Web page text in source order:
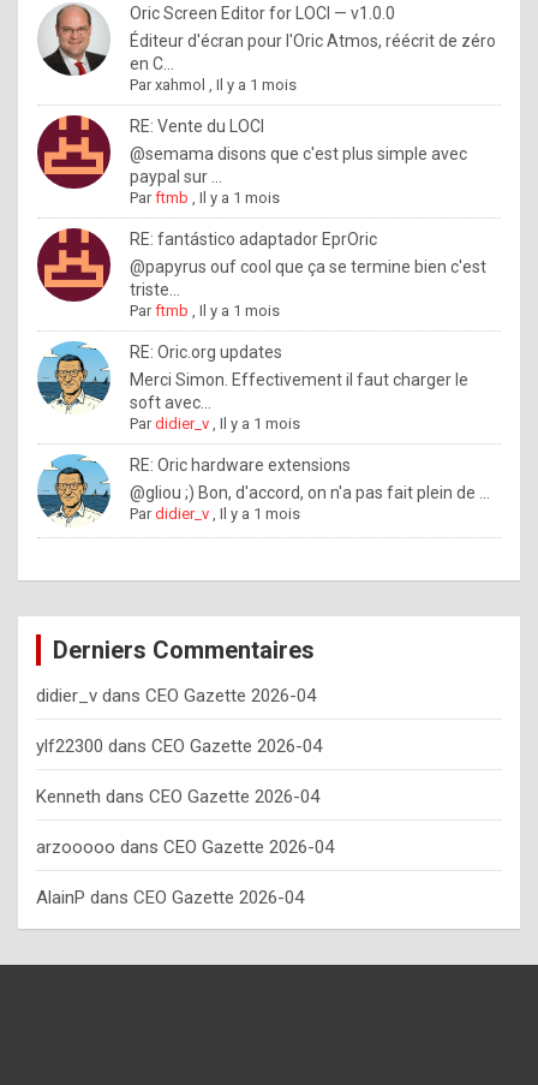
I
f
y
u
w
a
n
t
o
n
o
w
h
o
w
o
t
e
n
y
o
u
s
h
Oric Screen Editor for LOCI — v1.0.0
Éditeur d'écran pour l'Oric Atmos, réécrit de zéro
en C...
Parxahmol ,Il y a 1 mois
RE: Vente du LOCI
@semama disons que c'est plus simple avec
paypal sur ...
Parftmb ,Il y a 1 mois
RE: fantástico adaptador EprOric
@papyrus ouf cool que ça se termine bien c'est
triste...
Parftmb ,Il y a 1 mois
RE: Oric.org updates
Merci Simon. Effectivement il faut charger le
soft avec...
Pardidier_v ,Il y a 1 mois
RE: Oric hardware extensions
@gliou ;) Bon, d'accord, on n'a pas fait plein de ...
Pardidier_v ,Il y a 1 mois
Derniers Commentaires
didier_v dans CEO Gazette 2026-04
ylf22300 dans CEO Gazette 2026-04
Kenneth dans CEO Gazette 2026-04
arzooooo dans CEO Gazette 2026-04
AlainP dans CEO Gazette 2026-04